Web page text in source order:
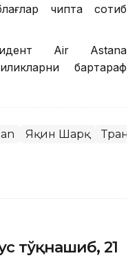
чипта сотиб
Air Astana
бартараф
Яқин Шарқ
тўқнашиб, 21